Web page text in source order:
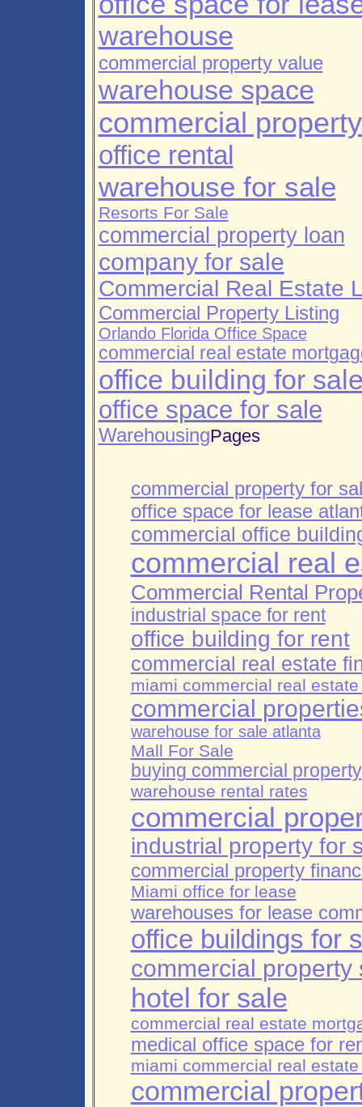
warehouse
commercial property value
warehouse space
commercial
office rental
warehouse for sale
Resorts For Sale
commercial property loan
company for sale
Commercial Real Estate
Commercial Property Listing
Orlando Florida Office Space
commercial real estate
office building for
office space for sale
WarehousingPages
commercial property for
office space for lease
commercial office
commercial real
Commercial Rental
industrial space for rent
office building for rent
commercial real estate
miami commercial real
commercial
warehouse for sale atlanta
Mall For Sale
buying commercial property
warehouse rental rates
commercial
industrial property for
commercial property
Miami office for lease
warehouses for lease
office buildings for
commercial property
hotel for sale
commercial real estate
medical office space for
miami commercial real
commercial